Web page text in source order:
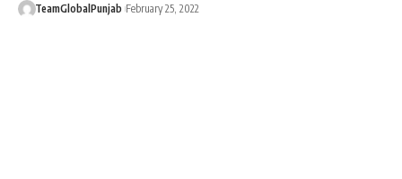
TeamGlobalPunjab February 25, 2022